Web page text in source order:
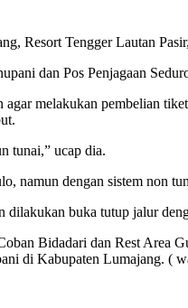
Resort Tengger Lautan
dan Pos Penjagaan
melakukan pembelian
tunai,” ucap dia.
namun dengan sistem non
buka tutup jalur
Bidadari dan Rest Area
di Kabupaten Lumajang. (